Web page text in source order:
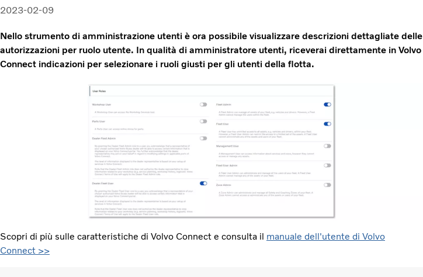
2023-02-09
Nello strumento di amministrazione utenti è ora possibile visualizzare descrizioni dettagliate delle
autorizzazioni per ruolo utente. In qualità di amministratore utenti, riceverai direttamente in Volvo
Connect indicazioni per selezionare i ruoli giusti per gli utenti della flotta.
Scopri di più sulle caratteristiche di Volvo Connect e consulta il manuale dell'utente di Volvo
Connect >>